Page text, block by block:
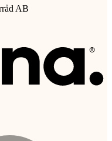
AB